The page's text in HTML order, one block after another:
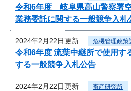
令和6年度 岐阜県高山警察署
業務委託に関する一般競争入札
2024年2月22日更新 危機管理政策
令和6年度 流葉中継所で使用す
する一般競争入札公告
2024年2月22日更新 畜産研究所